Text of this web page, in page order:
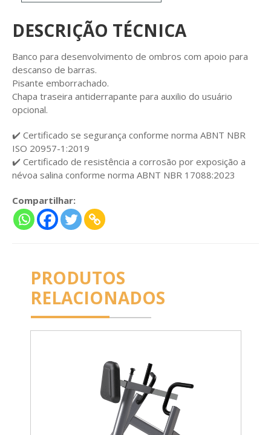
DESCRIÇÃO TÉCNICA
Banco para desenvolvimento de ombros com apoio para
descanso de barras.
Pisante emborrachado.
Chapa traseira antiderrapante para auxilio do usuário
opcional.
✔️ Certificado se segurança conforme norma ABNT NBR
ISO 20957-1:2019
✔️ Certificado de resistência a corrosão por exposição a
névoa salina conforme norma ABNT NBR 17088:2023
Compartilhar:
PRODUTOS
RELACIONADOS